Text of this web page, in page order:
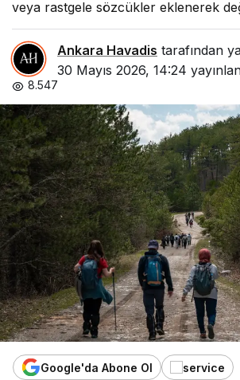
veya rastgele sözcükler eklenerek
Ankara Havadis tarafından
30 Mayıs 2026, 14:24
8.547
Google'da Abone Ol